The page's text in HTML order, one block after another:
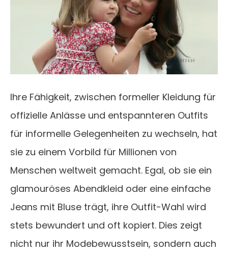
Ihre Fähigkeit, zwischen formeller Kleidung für
offizielle Anlässe und entspannteren Outfits
für informelle Gelegenheiten zu wechseln, hat
sie zu einem Vorbild für Millionen von
Menschen weltweit gemacht. Egal, ob sie ein
glamouröses Abendkleid oder eine einfache
Jeans mit Bluse trägt, ihre Outfit-Wahl wird
stets bewundert und oft kopiert. Dies zeigt
nicht nur ihr Modebewusstsein, sondern auch